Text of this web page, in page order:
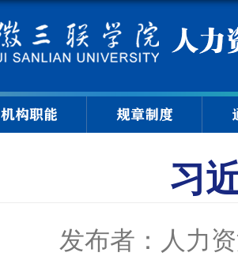
机构职能 规章制度
习
发布者：人力